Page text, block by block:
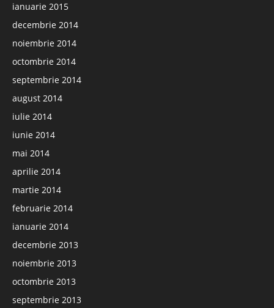
ianuarie 2015
decembrie 2014
noiembrie 2014
octombrie 2014
septembrie 2014
august 2014
iulie 2014
iunie 2014
mai 2014
aprilie 2014
martie 2014
februarie 2014
ianuarie 2014
decembrie 2013
noiembrie 2013
octombrie 2013
septembrie 2013